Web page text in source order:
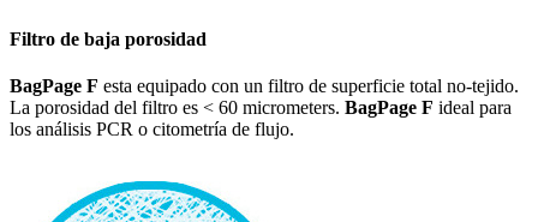
Filtro de baja porosidad
BagPage F esta equipado con un filtro de superficie total no-tejido.
La porosidad del filtro es < 60 micrometers. BagPage F ideal para
los análisis PCR o citometría de flujo.